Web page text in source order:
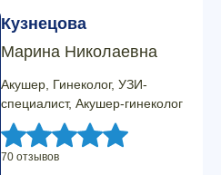
Кузнецова
Марина Николаевна
Акушер, Гинеколог, УЗИ-
специалист, Акушер-гинеколог
70 отзывов